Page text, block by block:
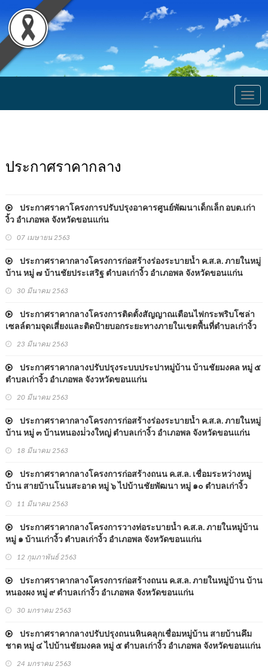
ประกาศราคากลาง
ประกาศราคาโครงการปรับปรุงอาคารศูนย์พัฒนาเด็กเล็ก อบต.เก่า
งิ้ว อำเภอพล จังหวัดขอนแก่น
07 เมษายน 2563
ประกาศราคากลางโครงการก่อสร้างร่องระบายน้ำ ค.ส.ล. ภายในหมู่
บ้าน หมู่ ๗ บ้านชัยประเสริฐ ตำบลเก่างิ้ว อำเภอพล จังหวัดขอนแก่น
30 มีนาคม 2563
ประกาศราคากลางโครงการติดตั้งสัญญาณเตือนไฟกระพริบโซล่า
เซลล์ตามจุดเสี่ยงและติดป้ายบอกระยะทางภายในเขตพื้นที่ตำบลเก่างิ้ว
อำเภอพล จังหวัดขอนแก่น
23 มีนาคม 2563
ประกาศราคากลางปรับปรุงระบบประปาหมู่บ้าน บ้านชัยมงคล หมู่ ๕
ตำบลเก่างิ้ว อำเภอพล จังวหวัดขอนแก่น
20 มีนาคม 2563
ประกาศราคากลางโครงการก่อสร้างร่องระบายน้ำ ค.ส.ล. ภายในหมู่
บ้าน หมู่ ๓ บ้านหนองม่่วงใหญ่ ตำบลเก่างิ้ว อำเภอพล จังหวัดขอนแก่น
18 มีนาคม 2563
ประกาศราคากลางโครงการก่อสร้างถนน ค.ส.ล. เชื่่อมระหว่างหมู่
บ้าน สายบ้านโนนสะอาด หมู่ ๖ ไปบ้านชัยพัฒนา หมู่ ๑๐ ตำบลเก่างิ้ว
อำเภอพล จังหวัดขอนแก่น
11 มีนาคม 2563
ประกาศราคากลางโครงการวางท่อระบายน้ำ ค.ส.ล. ภายในหมู่บ้าน
หมู่ ๑ บ้านเก่างิ้ว ตำบลเก่างิ้ว อำเภอพล จังหวัดขอนแก่น
12 กุมภาพันธ์ 2563
ประกาศราคากลางโครงการก่อสร้างถนน ค.ส.ล. ภายในหมู่บ้าน บ้าน
หนองผง หมู่ ๙ ตำบลเก่างิ้ว อำเภอพล จังหวัดขอนแก่น
30 มกราคม 2563
ประกาศราคากลางปรับปรุงถนนหินคลุกเชื่อมหมู่บ้าน สายบ้านคึม
ชาต หมู่ ๔ ไปบ้านชัยมงคล หมู่ ๕ ตำบลเก่างิ้ว อำเภอพล จังหวัดขอนแก่น
24 มกราคม 2563